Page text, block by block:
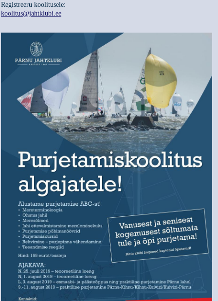
Registreeru koolitusele:
koolitus@jahtklubi.ee